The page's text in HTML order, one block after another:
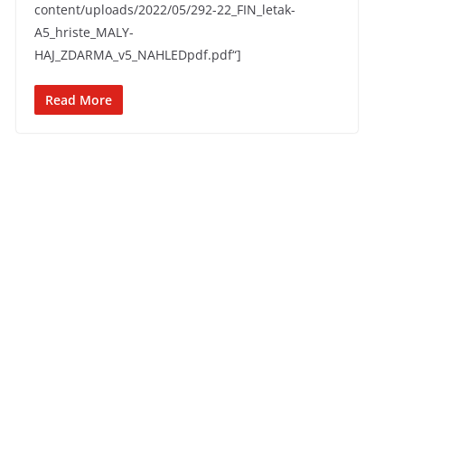
content/uploads/2022/05/292-22_FIN_letak-
A5_hriste_MALY-
HAJ_ZDARMA_v5_NAHLEDpdf.pdf“]
Read More